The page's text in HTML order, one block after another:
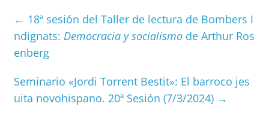
e
b
o
k
l s
A
p
h
at
a
d
l p
ar
← 18ª sesión del Taller de lectura de Bombers I
ndignats:Democracia y socialismo de Arthur Ros
enberg
Seminario «Jordi Torrent Bestit»: El barroco jes
uita novohispano. 20ª Sesión (7/3/2024) →